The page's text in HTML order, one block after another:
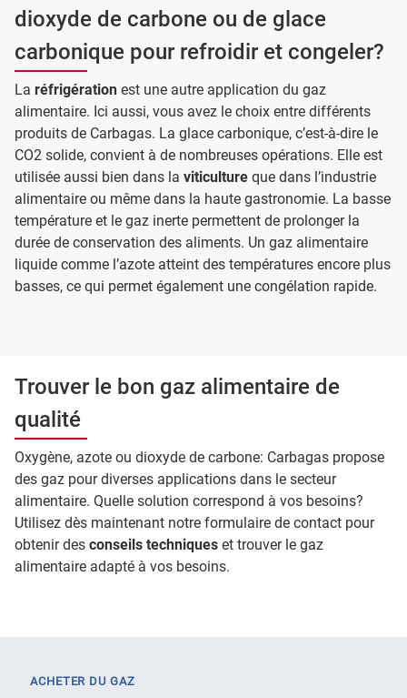
dioxyde de carbone ou de glace
carbonique pour refroidir et congeler?
La réfrigération est une autre application du gaz
alimentaire. Ici aussi, vous avez le choix entre différents
produits de Carbagas. La glace carbonique, c’est-à-dire le
CO2 solide, convient à de nombreuses opérations. Elle est
utilisée aussi bien dans la viticulture que dans l’industrie
alimentaire ou même dans la haute gastronomie. La basse
température et le gaz inerte permettent de prolonger la
durée de conservation des aliments. Un gaz alimentaire
liquide comme l’azote atteint des températures encore plus
basses, ce qui permet également une congélation rapide.
Trouver le bon gaz alimentaire de
qualité
Oxygène, azote ou dioxyde de carbone: Carbagas propose
des gaz pour diverses applications dans le secteur
alimentaire. Quelle solution correspond à vos besoins?
Utilisez dès maintenant notre formulaire de contact pour
obtenir des conseils techniques et trouver le gaz
alimentaire adapté à vos besoins.
ACHETER DU GAZ